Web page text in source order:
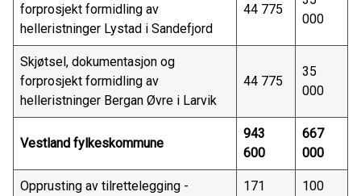
forprosjekt formidling av
helleristninger Lystad i Sandefjord
44 775
000
Skjøtsel, dokumentasjon og
forprosjekt formidling av
helleristninger Bergan Øvre i Larvik
44 775
35
000
Vestland fylkeskommune
943
600
667
000
Opprusting av tilrettelegging -
171
100